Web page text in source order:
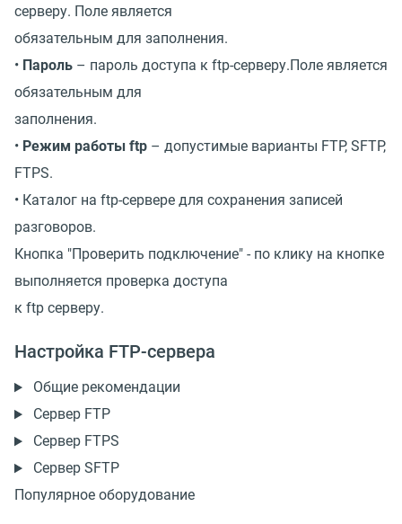
серверу. Поле является
обязательным для заполнения.
• Пароль – пароль доступа к ftp-серверу.Поле является
обязательным для
заполнения.
• Режим работы ftp – допустимые варианты FTP, SFTP,
FTPS.
• Каталог на ftp-сервере для сохранения записей
разговоров.
Кнопка "Проверить подключение" - по клику на кнопке
выполняется проверка доступа
к ftp серверу.
Настройка FTP-сервера
Общие рекомендации
Сервер FTP
Сервер FTPS
Сервер SFTP
Популярное оборудование